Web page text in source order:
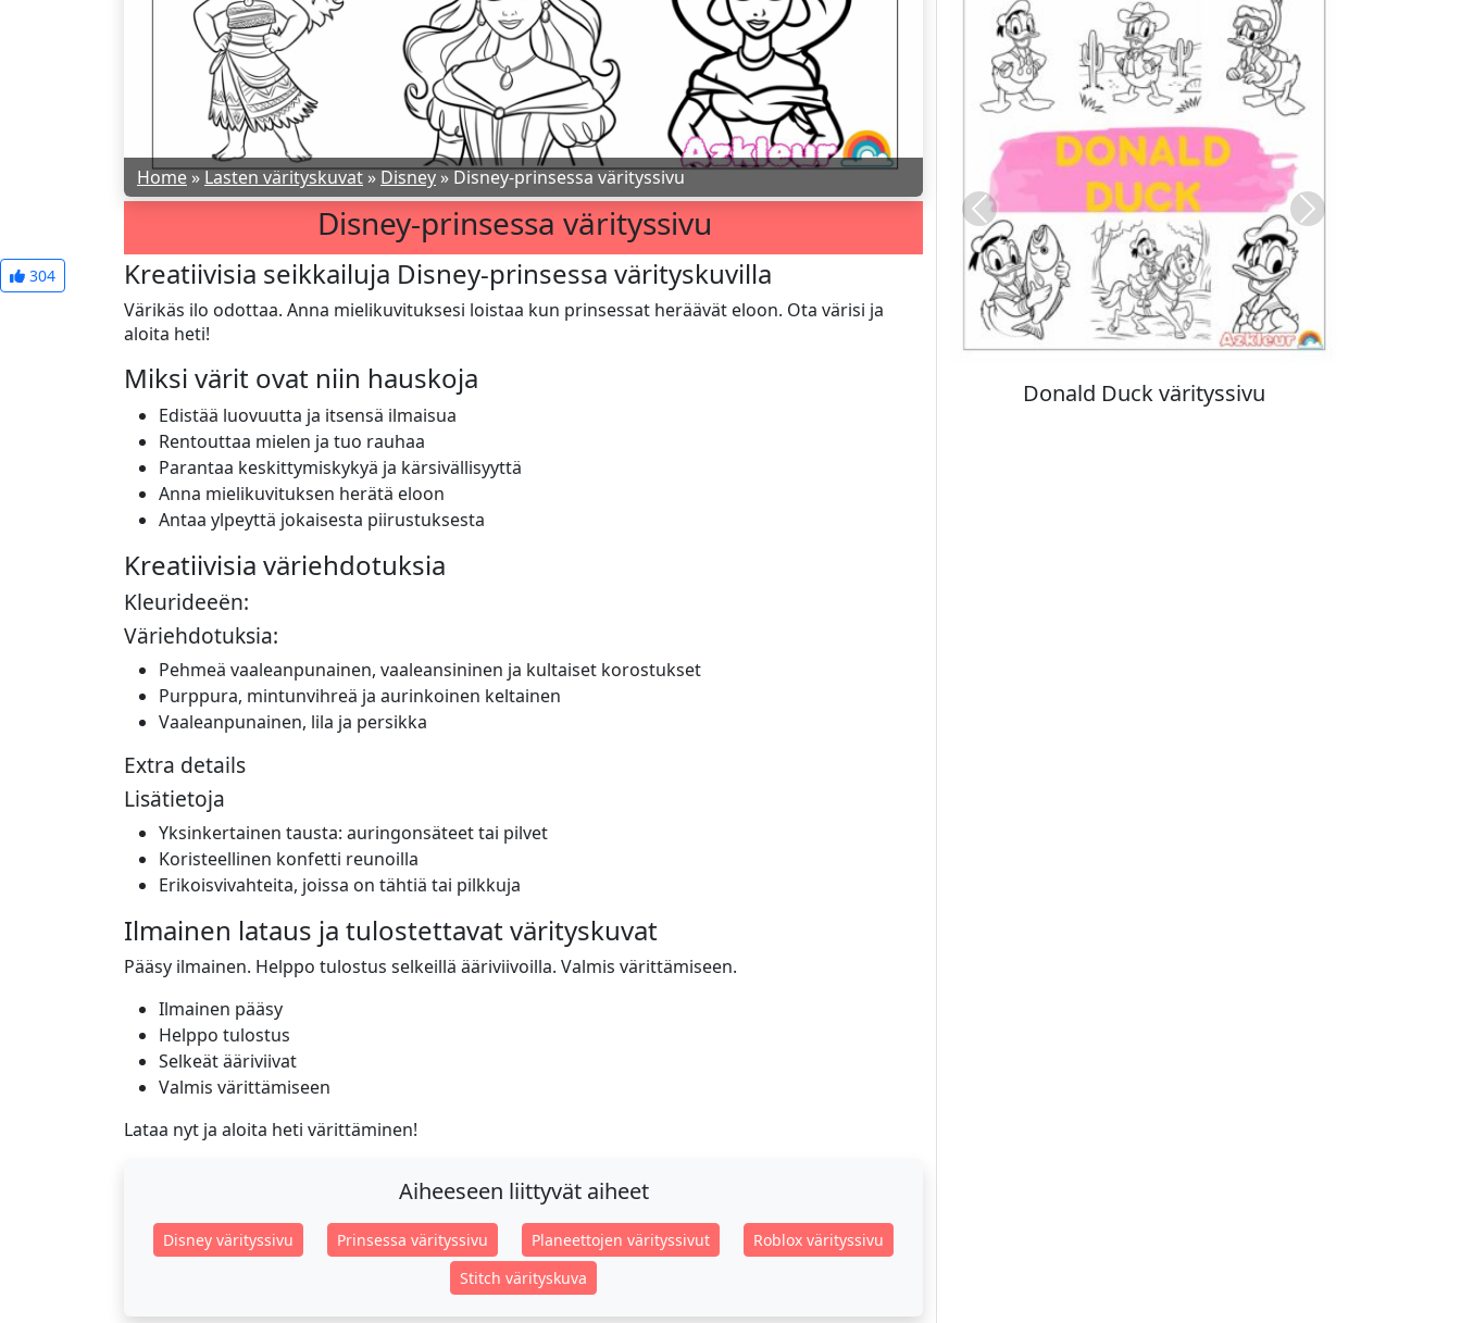
Home»Lasten värityskuvat»Disney»Disney-prinsessa värityssivu
Disney-prinsessa värityssivu
304 Kreatiivisia seikkailuja Disney-prinsessa värityskuvilla
Värikäs ilo odottaa. Anna mielikuvituksesi loistaa kun prinsessat heräävät eloon. Ota värisi ja
aloita heti!
Miksi värit ovat niin hauskoja
Edistää luovuutta ja itsensä ilmaisua
Rentouttaa mielen ja tuo rauhaa
Parantaa keskittymiskykyä ja kärsivällisyyttä
Anna mielikuvituksen herätä eloon
Antaa ylpeyttä jokaisesta piirustuksesta
Kreatiivisia väriehdotuksia
Kleurideeën:
Väriehdotuksia:
Pehmeä vaaleanpunainen, vaaleansininen ja kultaiset korostukset
Purppura, mintunvihreä ja aurinkoinen keltainen
Vaaleanpunainen, lila ja persikka
Extra details
Lisätietoja
Yksinkertainen tausta: auringonsäteet tai pilvet
Koristeellinen konfetti reunoilla
Erikoisvivahteita, joissa on tähtiä tai pilkkuja
Ilmainen lataus ja tulostettavat värityskuvat
Pääsy ilmainen. Helppo tulostus selkeillä ääriviivoilla. Valmis värittämiseen.
Ilmainen pääsy
Helppo tulostus
Selkeät ääriviivat
Valmis värittämiseen
Lataa nyt ja aloita heti värittäminen!
Aiheeseen liittyvät aiheet
Disney värityssivu Prinsessa värityssivu Planeettojen värityssivut
Roblox värityssivu
Stitch värityskuva
Stitch värityskuva
Previous Next